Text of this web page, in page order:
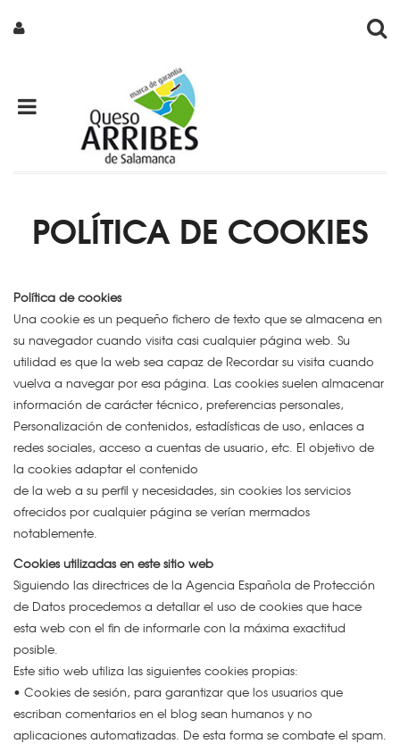
POLÍTICA DE COOKIES
Política de cookies
Una cookie es un pequeño fichero de texto que se almacena en
su navegador cuando visita casi cualquier página web. Su
utilidad es que la web sea capaz de Recordar su visita cuando
vuelva a navegar por esa página. Las cookies suelen almacenar
información de carácter técnico, preferencias personales,
Personalización de contenidos, estadísticas de uso, enlaces a
redes sociales, acceso a cuentas de usuario, etc. El objetivo de
la cookies adaptar el contenido
de la web a su perfil y necesidades, sin cookies los servicios
ofrecidos por cualquier página se verían mermados
notablemente.
Cookies utilizadas en este sitio web
Siguiendo las directrices de la Agencia Española de Protección
de Datos procedemos a detallar el uso de cookies que hace
esta web con el fin de informarle con la máxima exactitud
posible.
Este sitio web utiliza las siguientes cookies propias:
• Cookies de sesión, para garantizar que los usuarios que
escriban comentarios en el blog sean humanos y no
aplicaciones automatizadas. De esta forma se combate el spam.